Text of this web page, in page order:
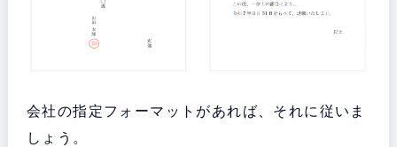
会社の指定フォーマットがあれば、それに従いま
しょう。